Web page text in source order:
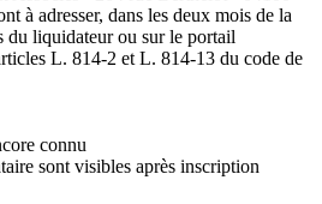
à adresser, dans les deux mois de la
du liquidateur ou sur le portail
L. 814-2 et L. 814-13 du code de
connu
sont visibles après inscription